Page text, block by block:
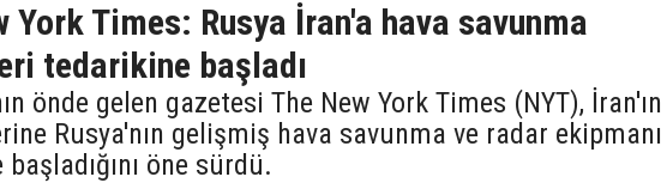
York Times: Rusya İran'a hava savunma
tedarikine başladı
önde gelen gazetesi The New York Times (NYT), İran'ın
Rusya'nın gelişmiş hava savunma ve radar ekipmanı
öne sürdü.